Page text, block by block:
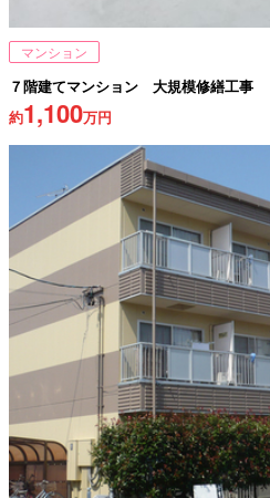
マンション
７階建てマンション 大規模修繕工事
約1,100万円